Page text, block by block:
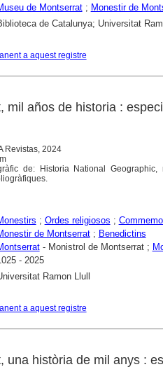
de Montserrat; Monestir de
de Catalunya; Universitat
a aquest registre
mil años de historia :
Revistas, 2024
de: Historia National
; Ordes religiosos ;
de Montserrat; Benedictins
- Monistrol de Montserrat ;
- 2025
Ramon Llull
a aquest registre
una història de mil anys :